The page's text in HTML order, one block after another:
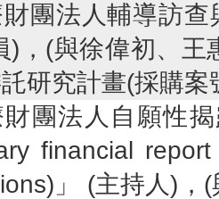
財團法人輔導訪
)，(與徐偉初、王
研究計畫(採購
財團法人自願性
financial
」 (主持人)，